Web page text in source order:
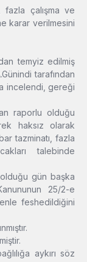
fazla çalışma ve
karar verilmesini
temyiz edilmiş
tarafından
incelendi, gereği
raporlu olduğu
haksız olarak
tazminatı, fazla
talebinde
olduğu gün başka
25/2-e
feshedildiğini
aykırı söz